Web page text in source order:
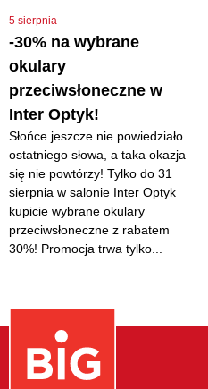
5 sierpnia
-30% na wybrane
okulary
przeciwsłoneczne w
Inter Optyk!
Słońce jeszcze nie powiedziało
ostatniego słowa, a taka okazja
się nie powtórzy! Tylko do 31
sierpnia w salonie Inter Optyk
kupicie wybrane okulary
przeciwsłoneczne z rabatem
30%! Promocja trwa tylko...